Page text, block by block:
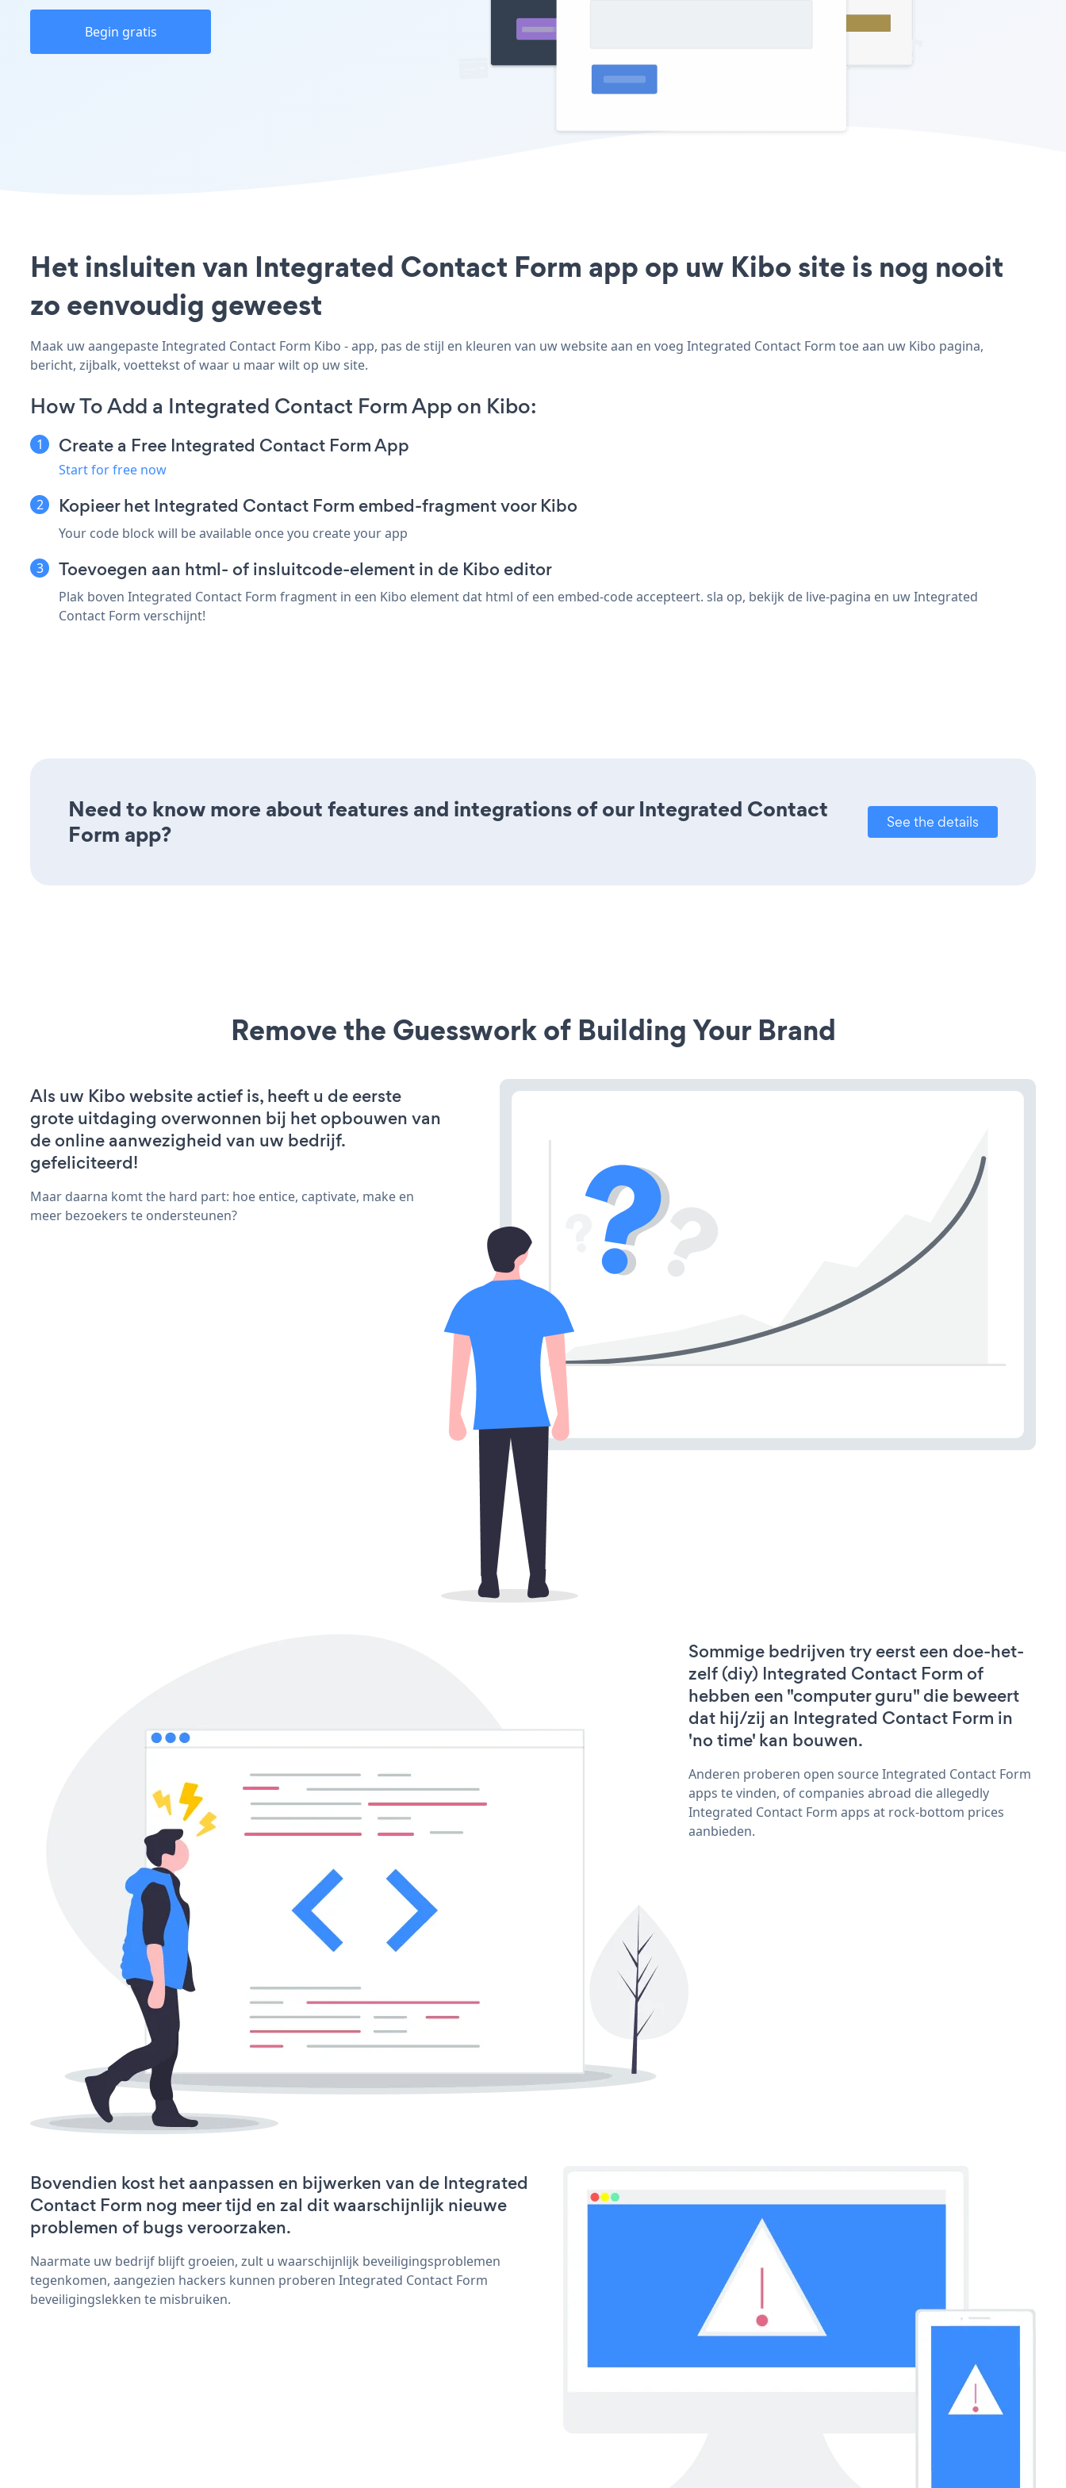
Begin gratis
Het insluiten van Integrated Contact Form app op uw Kibo site is nog nooit
zo eenvoudig geweest
Maak uw aangepaste Integrated Contact Form Kibo - app, pas de stijl en kleuren van uw website aan en voeg Integrated Contact Form toe aan uw Kibo pagina,
bericht, zijbalk, voettekst of waar u maar wilt op uw site.
How To Add a Integrated Contact Form App on Kibo:
Create a Free Integrated Contact Form App
Start for free now
Kopieer het Integrated Contact Form embed-fragment voor Kibo
Your code block will be available once you create your app
Toevoegen aan html- of insluitcode-element in de Kibo editor
Plak boven Integrated Contact Form fragment in een Kibo element dat html of een embed-code accepteert. sla op, bekijk de live-pagina en uw Integrated
Contact Form verschijnt!
Need to know more about features and integrations of our Integrated Contact
Form app?
See the details
Remove the Guesswork of Building Your Brand
Als uw Kibo website actief is, heeft u de eerste
grote uitdaging overwonnen bij het opbouwen van
de online aanwezigheid van uw bedrijf.
gefeliciteerd!
Maar daarna komt the hard part: hoe entice, captivate, make en
meer bezoekers te ondersteunen?
Sommige bedrijven try eerst een doe-het-
zelf (diy) Integrated Contact Form of
hebben een "computer guru" die beweert
dat hij/zij an Integrated Contact Form in
'no time' kan bouwen.
Anderen proberen open source Integrated Contact Form
apps te vinden, of companies abroad die allegedly
Integrated Contact Form apps at rock-bottom prices
aanbieden.
Bovendien kost het aanpassen en bijwerken van de Integrated
Contact Form nog meer tijd en zal dit waarschijnlijk nieuwe
problemen of bugs veroorzaken.
Naarmate uw bedrijf blijft groeien, zult u waarschijnlijk beveiligingsproblemen
tegenkomen, aangezien hackers kunnen proberen Integrated Contact Form
beveiligingslekken te misbruiken.